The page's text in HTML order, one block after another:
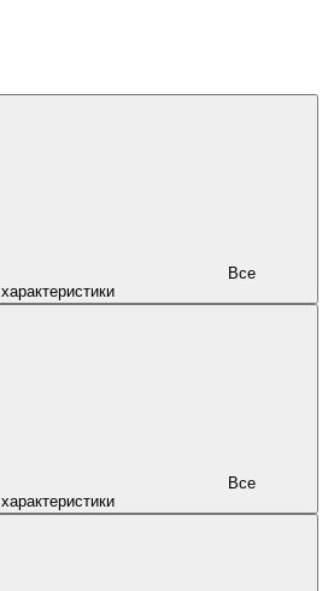
характеристики
характеристики